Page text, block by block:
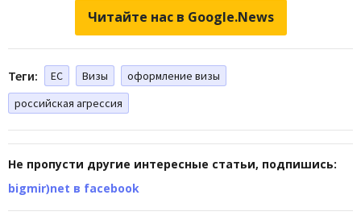
Читайте нас в Google.News
Теги: ЕС Визы
оформление визы
российская агрессия
Не пропусти другие интересные статьи, подпишись:
bigmir)net в facebook